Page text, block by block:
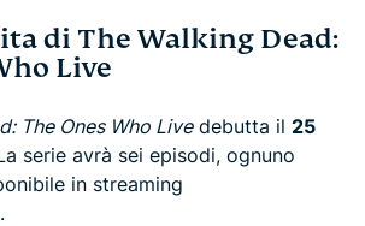
di The Walking Dead:
Live
The Ones Who Livedebutta il 25
serie avrà sei episodi, ognuno
in streaming